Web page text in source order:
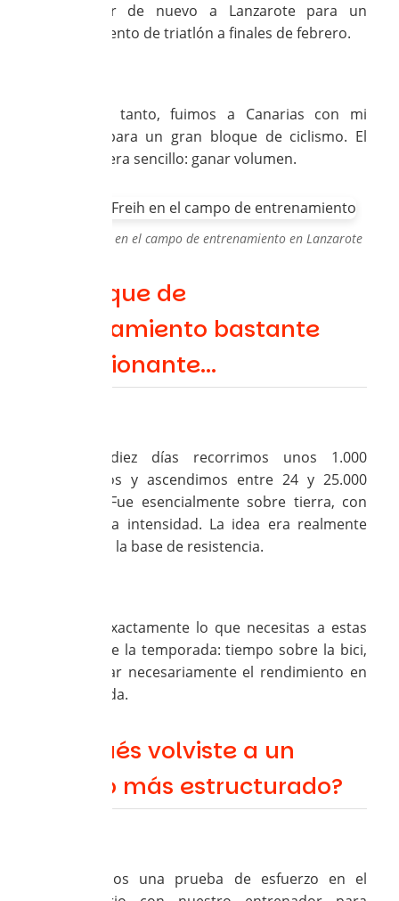
de partir de nuevo a Lanzarote para un
campamento de triatlón a finales de febrero.
Mientras tanto, fuimos a Canarias con mi
marido para un gran bloque de ciclismo. El
objetivo era sencillo: ganar volumen.
Loubna Freih en el campo de entrenamiento en Lanzarote
Un bloque de
entrenamiento bastante
impresionante...
Sí, en diez días recorrimos unos 1.000
kilómetros y ascendimos entre 24 y 25.000
metros. Fue esencialmente sobre tierra, con
muy poca intensidad. La idea era realmente
construir la base de resistencia.
Eso es exactamente lo que necesitas a estas
alturas de la temporada: tiempo sobre la bici,
sin buscar necesariamente el rendimiento en
cada salida.
¿Después volviste a un
trabajo más estructurado?
Sí. Hicimos una prueba de esfuerzo en el